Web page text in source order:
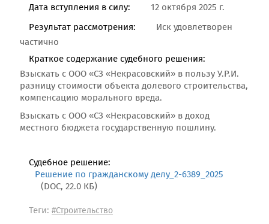
Дата вступления в силу:
12 октября 2025 г.
Результат рассмотрения:
Иск удовлетворен
частично
Краткое содержание судебного решения:
Взыскать с ООО «СЗ «Некрасовский» в пользу У.Р.И.
разницу стоимости объекта долевого строительства,
компенсацию морального вреда.
Взыскать с ООО «СЗ «Некрасовский» в доход
местного бюджета государственную пошлину.
Судебное решение:
Решение по гражданскому делу_2-6389_2025
(DOC, 22.0 КБ)
Теги: #Строительство